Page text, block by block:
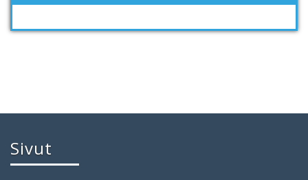
Sivut